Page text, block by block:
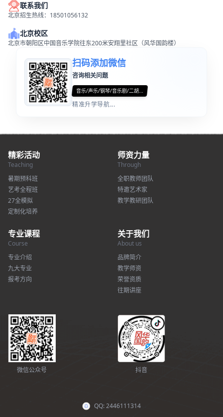
联系我们
北京招生热线：18501056132
北京校区
北京市朝阳区中国音乐学院往东200米安翔里社区（风华国韵楼）
扫码添加微信
咨询相关问题
音乐/声乐/钢琴/音乐剧/二胡...
精准升学导航...
精彩活动
Teaching
暑期预科班
艺考全程班
27全模拟
定制化培养
师资力量
Through
全职教师团队
特邀艺术家
教学教研团队
专业课程
Course
专业介绍
九大专业
报考方向
关于我们
About us
品牌简介
教学师资
荣誉资质
往期讲座
微信公众号 抖音
QQ: 2446111314